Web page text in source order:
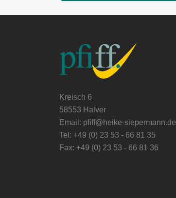
Kreisch 6
58553 Halver
Email: pfiff@heike-siepermann.de
Tel: +49 (0) 23 53 - 66 81 35
Fax: +49 (0) 23 53 - 66 81 36